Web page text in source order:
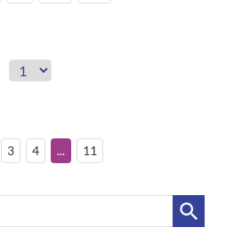
3 4 ... 11